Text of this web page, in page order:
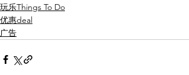
玩乐Things To Do
优惠deal
广告